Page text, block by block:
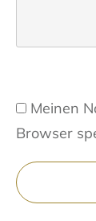
Meinen
Browser